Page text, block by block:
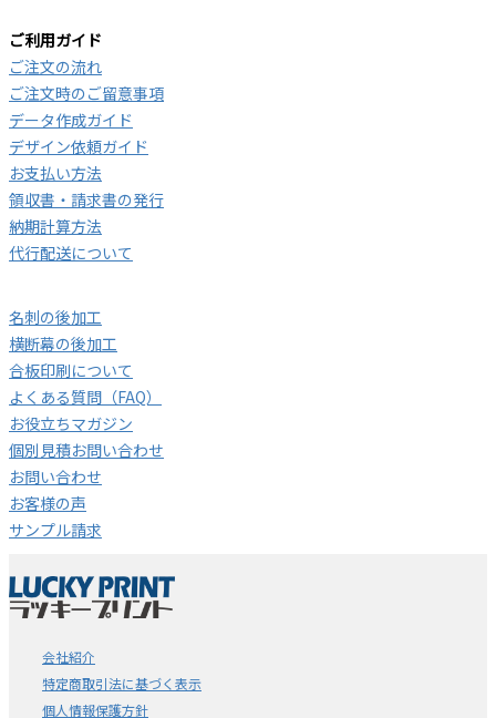
ご利用ガイド
ご注文の流れ
ご注文時のご留意事項
データ作成ガイド
デザイン依頼ガイド
お支払い方法
領収書・請求書の発行
納期計算方法
代行配送について
名刺の後加工
横断幕の後加工
合板印刷について
よくある質問（FAQ）
お役立ちマガジン
個別見積お問い合わせ
お問い合わせ
お客様の声
サンプル請求
会社紹介
特定商取引法に基づく表示
個人情報保護方針